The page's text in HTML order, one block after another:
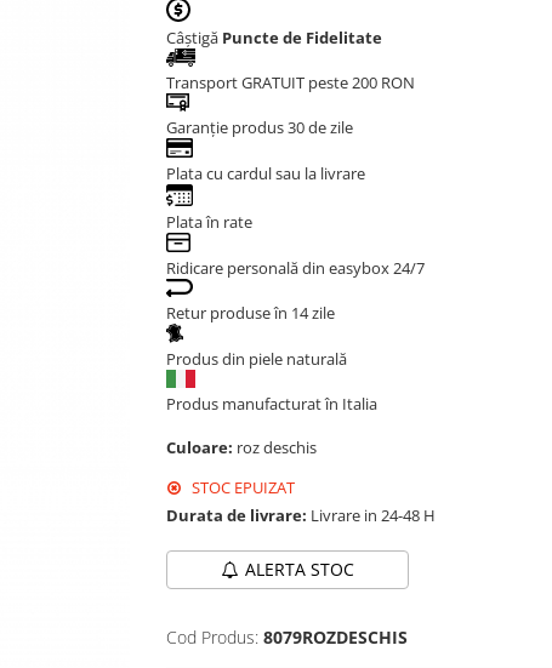
Câștigă Puncte de Fidelitate
Transport GRATUIT peste 200 RON
Garanție produs 30 de zile
Plata cu cardul sau la livrare
Plata în rate
Ridicare personală din easybox 24/7
Retur produse în 14 zile
Produs din piele naturală
Produs manufacturat în Italia
Culoare: roz deschis
STOC EPUIZAT
Durata de livrare: Livrare in 24-48 H
ALERTA STOC
Cod Produs: 8079ROZDESCHIS